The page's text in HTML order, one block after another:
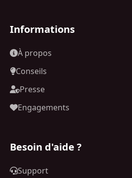
Informations
À propos
Conseils
Presse
Engagements
Besoin d'aide ?
Support